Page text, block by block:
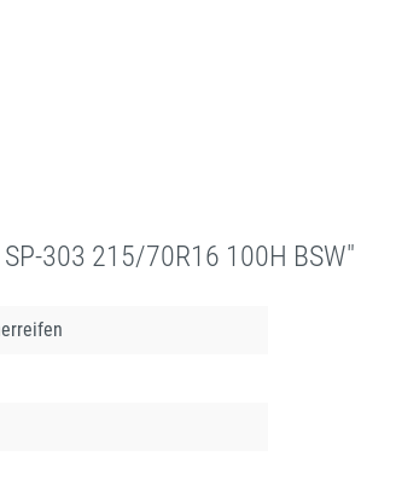
303 215/70R16 100H BSW"